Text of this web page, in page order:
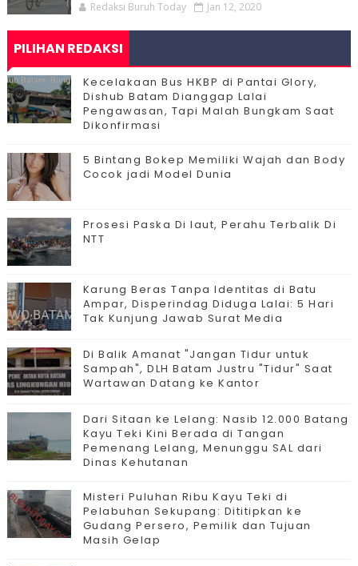
Redaksi Buruh Today Jan 12, 2020
PILIHAN REDAKSI
Kecelakaan Bus HKBP di Pantai Glory,
Dishub Batam Dianggap Lalai
Pengawasan, Tapi Malah Bungkam Saat
Dikonfirmasi
5 Bintang Bokep Memiliki Wajah dan Body
Cocok jadi Model Dunia
Prosesi Paska Di laut, Perahu Terbalik Di
NTT
Karung Beras Tanpa Identitas di Batu
Ampar, Disperindag Diduga Lalai: 5 Hari
Tak Kunjung Jawab Surat Media
Di Balik Amanat "Jangan Tidur untuk
Sampah", DLH Batam Justru "Tidur" Saat
Wartawan Datang ke Kantor
Dari Sitaan ke Lelang: Nasib 12.000 Batang
Kayu Teki Kini Berada di Tangan
Pemenang Lelang, Menunggu SAL dari
Dinas Kehutanan
Misteri Puluhan Ribu Kayu Teki di
Pelabuhan Sekupang: Dititipkan ke
Gudang Persero, Pemilik dan Tujuan
Masih Gelap